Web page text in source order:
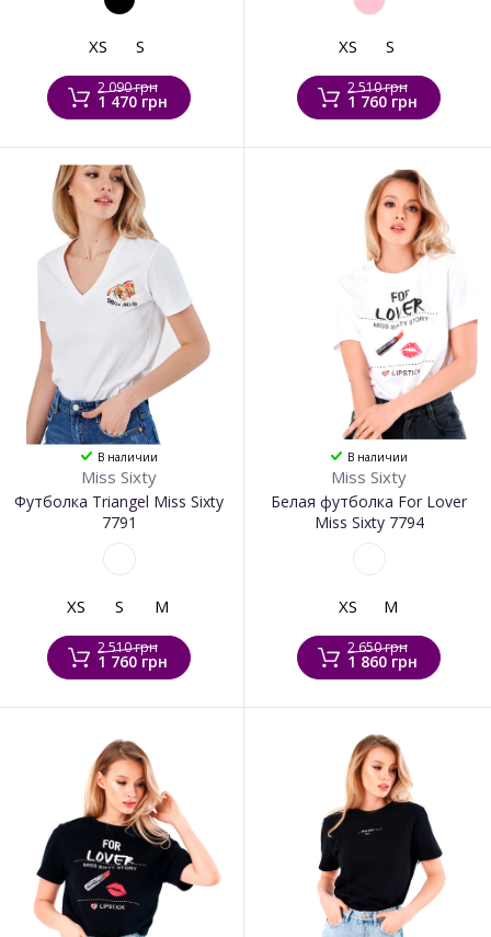
XS S
2 090 грн
1 470 грн
XS S
2 510 грн
1 760 грн
В наличии
Miss Sixty
Футболка Triangel Miss Sixty
7791
XS S M
2 510 грн
1 760 грн
В наличии
Miss Sixty
Белая футболка For Lover
Miss Sixty 7794
XS M
2 650 грн
1 860 грн